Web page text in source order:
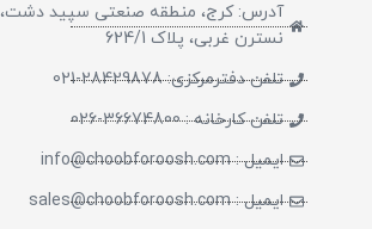
آدرس: کرج، منطقه صنعتی سپید دشت،
نسترن غربی، پلاک 624/1
تلفن دفترمرکزی: 28429878-021
تلفن کارخانه : 36674800-026
ایمیل : info@choobforoosh.com
ایمیل : sales@choobforoosh.com